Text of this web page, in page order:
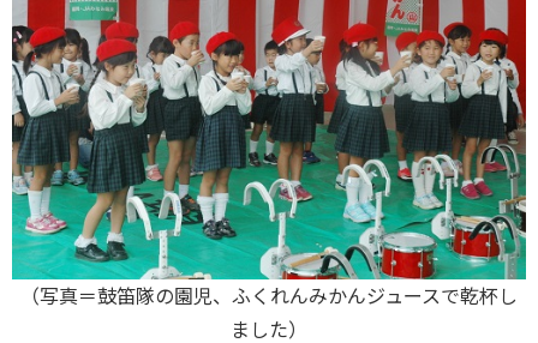
（写真＝鼓笛隊の園児、ふくれんみかんジュースで乾杯し
ました）